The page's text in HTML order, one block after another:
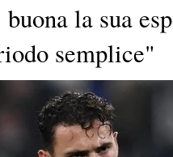
la sua
semplice"